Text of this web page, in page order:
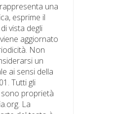
una
esprime il
vista degli
aggiornato
Non
un
ai sensi della
Tutti gli
proprietà
La